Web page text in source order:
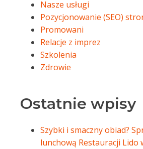
Nasze usługi
Pozycjonowanie (SEO)
Promowani
Relacje z imprez
Szkolenia
Zdrowie
Ostatnie wpisy
Szybki i smaczny obiad?
lunchową Restauracji Lido